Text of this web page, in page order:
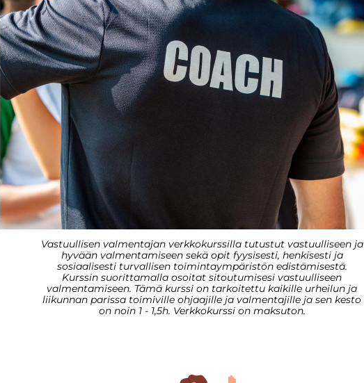
Vastuullisen valmentajan verkkokurssilla tutustut vastuulliseen ja
hyvään valmentamiseen sekä opit fyysisesti, henkisesti ja
sosiaalisesti turvallisen toimintaympäristön edistämisestä.
Kurssin suorittamalla osoitat sitoutumisesi vastuulliseen
valmentamiseen. Tämä kurssi on tarkoitettu kaikille urheilun ja
liikunnan parissa toimiville ohjaajille ja valmentajille ja sen kesto
on noin 1 - 1,5h. Verkkokurssi on maksuton.